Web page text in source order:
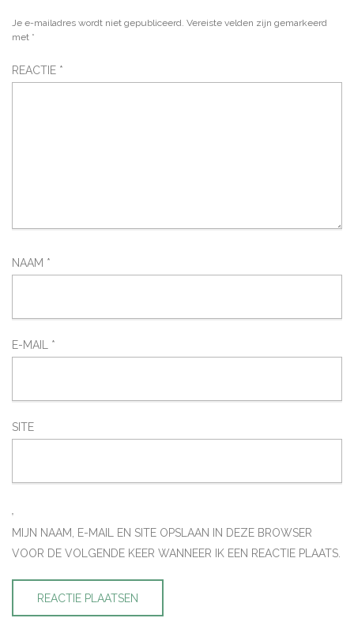
Je e-mailadres wordt niet gepubliceerd. Vereiste velden zijn gemarkeerd
met *
REACTIE *
NAAM *
E-MAIL *
SITE
MIJN NAAM, E-MAIL EN SITE OPSLAAN IN DEZE BROWSER
VOOR DE VOLGENDE KEER WANNEER IK EEN REACTIE PLAATS.